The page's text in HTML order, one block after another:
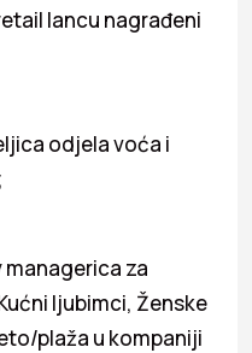
lancu nagrađeni
odjela voća i
za
ljubimci, Ženske
plaža u kompaniji